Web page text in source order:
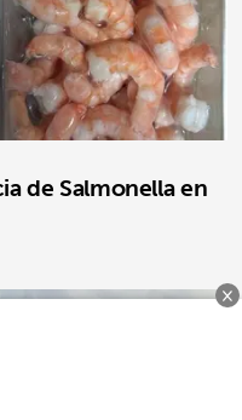
de Salmonella en
×